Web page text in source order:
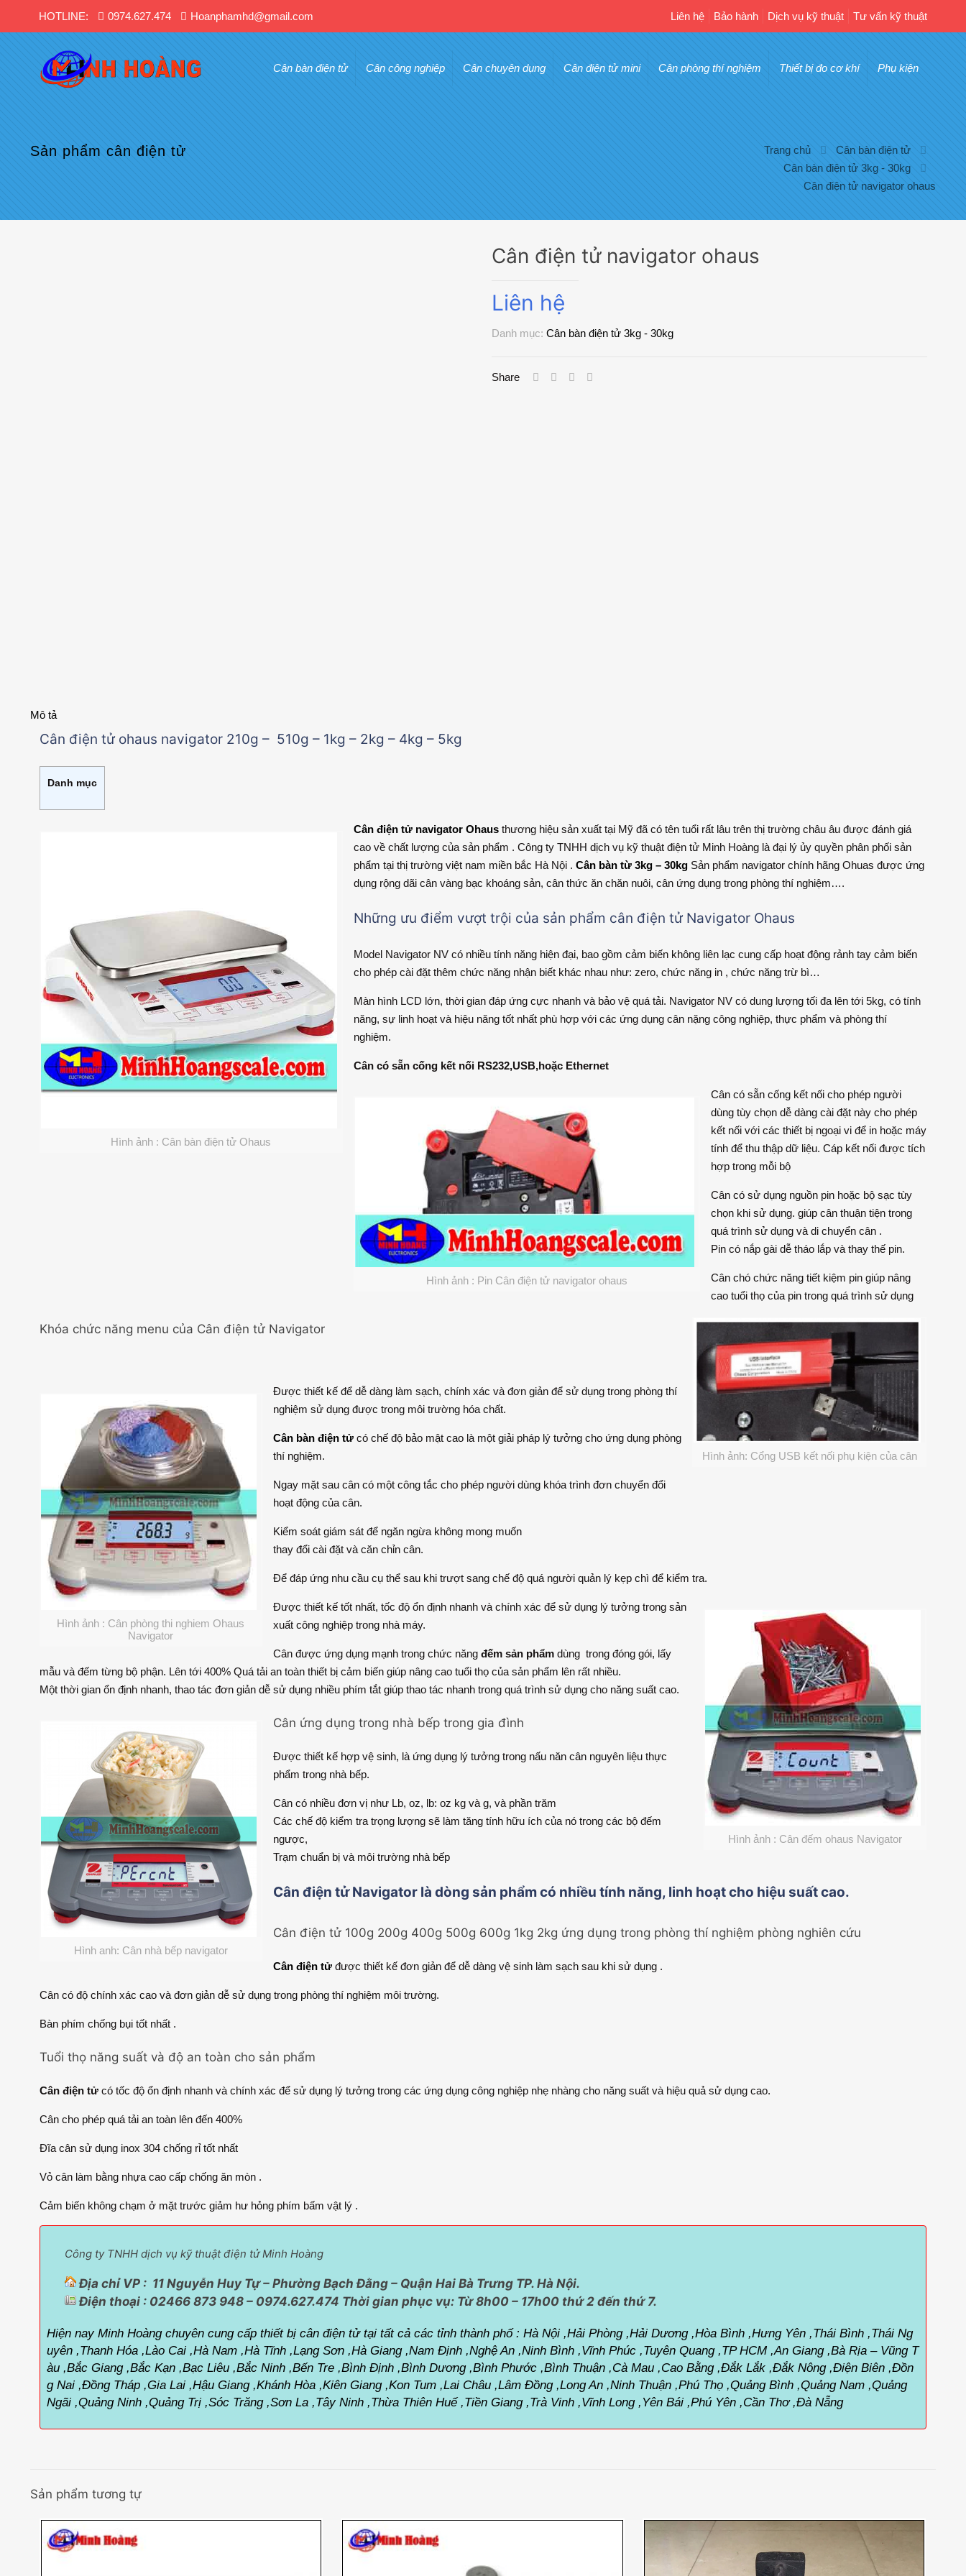
HOTLINE: 0974.627.474 Hoanphamhd@gmail.com Liên hệ Bảo hành Dịch vụ kỹ thuật Tư vấn kỹ thuật
Cân bàn điện tử Cân công nghiệp Cân chuyên dụng Cân điện tử mini Cân phòng thí nghiệm Thiết bị đo cơ khí Phụ kiện
Sản phẩm cân điện tử Trang chủ
Cân bàn điện tử
Cân bàn điện tử 3kg - 30kg
Cân điện tử navigator ohaus
Cân điện tử navigator ohaus
Liên hệ
Danh mục: Cân bàn điện tử 3kg - 30kg
Share
Mô tả
Cân điện tử ohaus navigator 210g – 510g – 1kg – 2kg – 4kg – 5kg
Danh mục
Hình ảnh : Cân bàn điện tử Ohaus
Cân điện tử navigator Ohausthương hiệu sản xuất tại Mỹ đã có tên tuổi rất lâu trên thị trường châu âu được đánh giá
cao về chất lượng của sản phẩm . Công ty TNHH dịch vụ kỹ thuật điện tử Minh Hoàng là đại lý ủy quyền phân phối sản
phẩm tại thị trường việt nam miền bắc Hà Nội . Cân bàn từ 3kg – 30kgSản phẩm navigator chính hãng Ohuas được ứng
dụng rộng dãi cân vàng bạc khoáng sản, cân thức ăn chăn nuôi, cân ứng dụng trong phòng thí nghiệm….
Những ưu điểm vượt trội của sản phẩm cân điện tử Navigator Ohaus
Model Navigator NV có nhiều tính năng hiện đại, bao gồm cảm biến không liên lạc cung cấp hoạt động rảnh tay cảm biến
cho phép cài đặt thêm chức năng nhận biết khác nhau như: zero, chức năng in , chức năng trừ bì…
Màn hình LCD lớn, thời gian đáp ứng cực nhanh và bảo vệ quá tải. Navigator NV có dung lượng tối đa lên tới 5kg, có tính
năng, sự linh hoạt và hiệu năng tốt nhất phù hợp với các ứng dụng cân nặng công nghiệp, thực phẩm và phòng thí
nghiệm.
Cân có sẵn cống kết nối RS232,USB,hoặc Ethernet
Hình ảnh : Pin Cân điện tử navigator ohaus
Hình ảnh: Cổng USB kết nối phụ kiện của cân
Cân có sẵn cống kết nối cho phép người
dùng tùy chọn dễ dàng cài đặt này cho phép
kết nối với các thiết bị ngoại vi để in hoặc máy
tính để thu thập dữ liệu. Cáp kết nối được tích
hợp trong mỗi bộ
Cân có sử dụng nguồn pin hoặc bộ sạc tùy
chọn khi sử dụng. giúp cân thuận tiện trong
quá trình sử dụng và di chuyển cân .
Pin có nắp gài dễ tháo lắp và thay thế pin.
Cân chó chức năng tiết kiệm pin giúp nâng
cao tuổi thọ của pin trong quá trình sử dụng
Khóa chức năng menu của Cân điện tử Navigator
Hình ảnh : Cân phòng thi nghiem Ohaus
Navigator
Được thiết kế để dễ dàng làm sạch, chính xác và đơn giản để sử dụng trong phòng thí
nghiệm sử dụng được trong môi trường hóa chất.
Cân bàn điện tửcó chế độ bảo mật cao là một giải pháp lý tưởng cho ứng dụng phòng
thí nghiệm.
Ngay mặt sau cân có một công tắc cho phép người dùng khóa trình đơn chuyển đổi
hoạt động của cân.
Kiểm soát giám sát để ngăn ngừa không mong muốn
thay đổi cài đặt và căn chỉn cân.
Để đáp ứng nhu cầu cụ thể sau khi trượt sang chế độ quá người quản lý kẹp chì để kiểm tra.
Hình ảnh : Cân đếm ohaus Navigator
Được thiết kế tốt nhất, tốc độ ổn định nhanh và chính xác để sử dụng lý tưởng trong sản
xuất công nghiệp trong nhà máy.
Cân được ứng dụng mạnh trong chức năng đếm sản phẩm dùng trong đóng gói, lấy
mẫu và đếm từng bộ phận. Lên tới 400% Quá tải an toàn thiết bị cảm biến giúp nâng cao tuổi thọ của sản phẩm lên rất nhiều.
Một thời gian ổn định nhanh, thao tác đơn giản dễ sử dụng nhiều phím tắt giúp thao tác nhanh trong quá trình sử dụng cho năng suất cao.
Hình anh: Cân nhà bếp navigator
Cân ứng dụng trong nhà bếp trong gia đình
Được thiết kế hợp vệ sinh, là ứng dụng lý tưởng trong nấu năn cân nguyên liệu thực
phẩm trong nhà bếp.
Cân có nhiều đơn vị như Lb, oz, lb: oz kg và g, và phần trăm
Các chế độ kiểm tra trọng lượng sẽ làm tăng tính hữu ích của nó trong các bộ đếm
ngược,
Trạm chuẩn bị và môi trường nhà bếp
Cân điện tử Navigator là dòng sản phẩm có nhiều tính năng, linh hoạt cho hiệu suất cao.
Cân điện tử 100g 200g 400g 500g 600g 1kg 2kg ứng dụng trong phòng thí nghiệm phòng nghiên cứu
Cân điện tửđược thiết kế đơn giản để dễ dàng vệ sinh làm sạch sau khi sử dụng .
Cân có độ chính xác cao và đơn giản dễ sử dụng trong phòng thí nghiệm môi trường.
Bàn phím chống bụi tốt nhất .
Tuổi thọ năng suất và độ an toàn cho sản phẩm
Cân điện tửcó tốc độ ổn định nhanh và chính xác để sử dụng lý tưởng trong các ứng dụng công nghiệp nhẹ nhàng cho năng suất và hiệu quả sử dụng cao.
Cân cho phép quá tải an toàn lên đến 400%
Đĩa cân sử dụng inox 304 chống rỉ tốt nhất
Vỏ cân làm bằng nhựa cao cấp chống ăn mòn .
Cảm biến không chạm ở mặt trước giảm hư hỏng phím bấm vật lý .
Công ty TNHH dịch vụ kỹ thuật điện tử Minh Hoàng
Địa chỉ VP : 11 Nguyễn Huy Tự – Phường Bạch Đằng – Quận Hai Bà Trưng TP. Hà Nội.
Điện thoại : 02466 873 948 – 0974.627.474 Thời gian phục vụ: Từ 8h00 – 17h00 thứ 2 đến thứ 7.
Hiện nay Minh Hoàng chuyên cung cấp thiết bị cân điện tử tại tất cả các tỉnh thành phố :Hà Nội ,Hải Phòng ,Hải Dương ,Hòa Bình ,Hưng Yên ,Thái Bình ,Thái Ng
uyên ,Thanh Hóa ,Lào Cai ,Hà Nam ,Hà Tĩnh ,Lạng Sơn ,Hà Giang ,Nam Định ,Nghệ An ,Ninh Bình ,Vĩnh Phúc ,Tuyên Quang ,TP HCM ,An Giang ,Bà Rịa – Vũng T
àu ,Bắc Giang ,Bắc Kạn ,Bạc Liêu ,Bắc Ninh ,Bến Tre ,Bình Định ,Bình Dương ,Bình Phước ,Bình Thuận ,Cà Mau ,Cao Bằng ,Đắk Lắk ,Đắk Nông ,Điện Biên ,Đồn
g Nai ,Đồng Tháp ,Gia Lai ,Hậu Giang ,Khánh Hòa ,Kiên Giang ,Kon Tum ,Lai Châu ,Lâm Đồng ,Long An ,Ninh Thuận ,Phú Thọ ,Quảng Bình ,Quảng Nam ,Quảng
Ngãi ,Quảng Ninh ,Quảng Trị ,Sóc Trăng ,Sơn La ,Tây Ninh ,Thừa Thiên Huế ,Tiền Giang ,Trà Vinh ,Vĩnh Long ,Yên Bái ,Phú Yên ,Cần Thơ ,Đà Nẵng
Sản phẩm tương tự